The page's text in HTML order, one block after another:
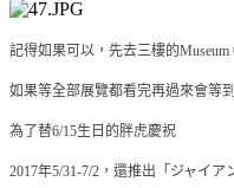
記得如果可以，先去三樓的Museum
如果等全部展覽都看完再過來會等
為了替6/15生日的胖虎慶祝
2017年5/31-7/2，還推出「ジャイア